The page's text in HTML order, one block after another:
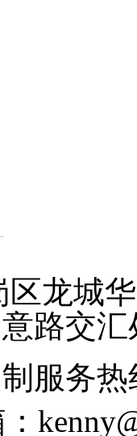
龙城
路交
服务热